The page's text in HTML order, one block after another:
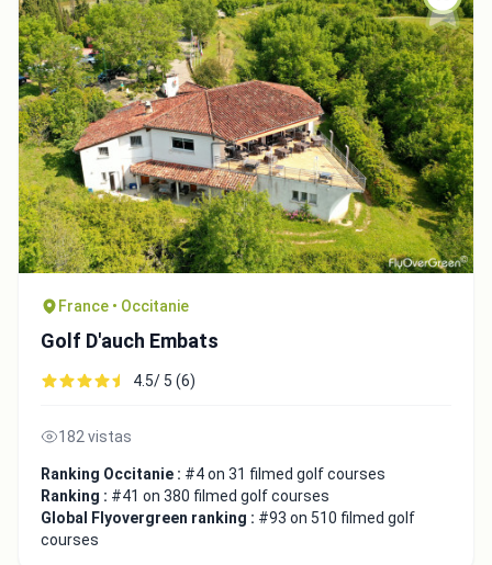
France • Occitanie
Golf D'auch Embats
4.5/ 5 (6)
182 vistas
Ranking Occitanie : #4 on 31 filmed golf courses
Ranking : #41 on 380 filmed golf courses
Global Flyovergreen ranking : #93 on 510 filmed golf
courses